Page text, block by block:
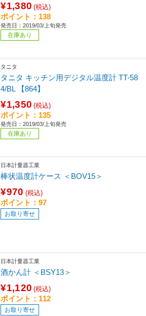
¥1,380 (税込)
ポイント：138
発売日：2019/03/上旬発売
在庫あり
タニタ
タニタ キッチン用デジタル温度計 TT-58
4/BL 【864】
¥1,350 (税込)
ポイント：135
発売日：2019/03/上旬発売
在庫あり
日本計量器工業
棒状温度計ケース ＜BOV15＞
¥970 (税込)
ポイント：97
お取り寄せ
日本計量器工業
酒かん計 ＜BSY13＞
¥1,120 (税込)
ポイント：112
お取り寄せ